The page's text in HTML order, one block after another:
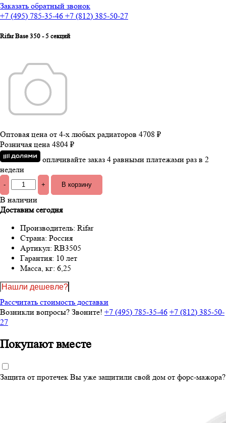
Заказать обратный звонок
+7 (495) 785-35-46 +7 (812) 385-50-27
Rifar Base 350 - 5 секций
Оптовая цена от 4-х любых радиаторов 4708 ₽
Розничая цена 4804 ₽
оплачивайте заказ 4 равными платежами раз в 2
недели
- +
В наличии
Доставим сегодня
Производитель: Rifar
Страна: Россия
Артикул: RB3505
Гарантия: 10 лет
Масса, кг: 6,25
Нашли дешевле?
Рассчитать стоимость доставки
Возникли вопросы? Звоните! +7 (495) 785-35-46 +7 (812) 385-50-
27
Покупают вместе
Защита от протечек Вы уже защитили свой дом от форс-мажора?